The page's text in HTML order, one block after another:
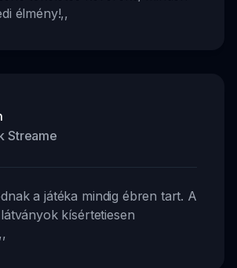
élmény!,,
Streame
a játéka mindig ébren tart. A
kísértetiesen
,,